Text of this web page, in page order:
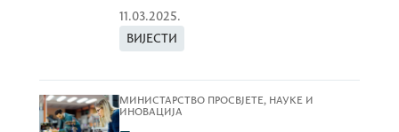
11.03.2025.
ВИЈЕСТИ
МИНИСТАРСТВО ПРОСВЈЕТЕ, НАУКЕ И
ИНОВАЦИЈА